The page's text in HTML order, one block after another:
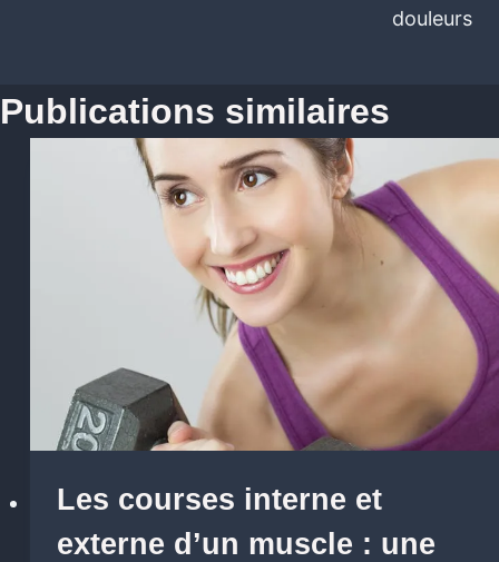
douleurs
Publications similaires
Les courses interne et
externe d’un muscle : une